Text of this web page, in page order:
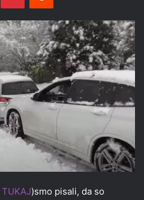
TUKAJ)smo pisali, da so